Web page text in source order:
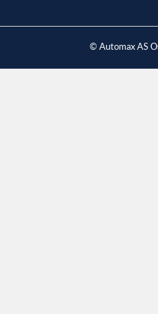
© Automax AS